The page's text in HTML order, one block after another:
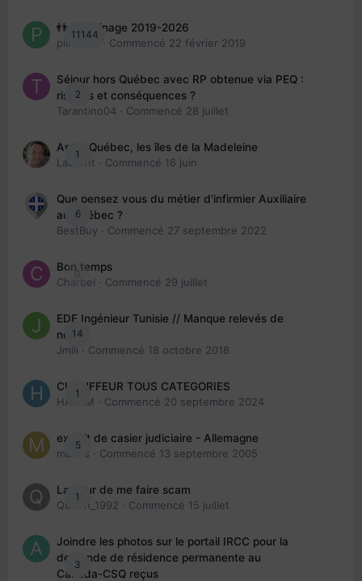
11144
👬 Parrainage 2019-2026
piinoush · Commencé 22 février 2019
2
Séjour hors Québec avec RP obtenue via PEQ :
risques et conséquences ?
Tarantino04 · Commencé 28 juillet
1
Arte : Québec, les îles de la Madeleine
Laurent · Commencé 16 juin
6
Que pensez vous du métier d'infirmier Auxiliaire
au Québec ?
BestBuy · Commencé 27 septembre 2022
0
Bon temps
Charbel · Commencé 29 juillet
14
EDE Ingénieur Tunisie // Manque relevés de
note
Jmili · Commencé 18 octobre 2018
1
CHAUFFEUR TOUS CATEGORIES
HAZEM · Commencé 20 septembre 2024
5
extrait de casier judiciaire - Allemagne
maries · Commencé 13 septembre 2005
1
La peur de me faire scam
Queen_1992 · Commencé 15 juillet
3
Joindre les photos sur le portail IRCC pour la
demande de résidence permanente au
Canada-CSQ reçus